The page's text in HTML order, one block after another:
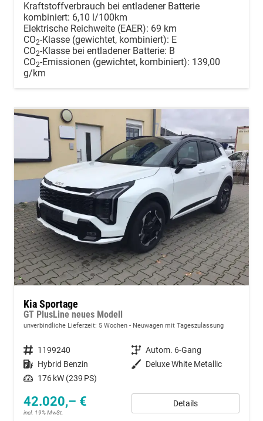
Kraftstoffverbrauch bei entladener Batterie
kombiniert: 6,10 l/100km
Elektrische Reichweite (EAER): 69 km
CO2-Klasse (gewichtet, kombiniert): E
CO2-Klasse bei entladener Batterie: B
CO2-Emissionen (gewichtet, kombiniert): 139,00
g/km
Kia Sportage
GT PlusLine neues Modell
unverbindliche Lieferzeit: 5 Wochen Neuwagen mit Tageszulassung
Fahrzeugnummer 1199240 Getriebe Autom. 6-Gang
Kraftstoff Hybrid Benzin Außenfarbe Deluxe White Metallic
Leistung 176 kW (239 PS)
42.020,– €
incl. 19% MwSt.
Details